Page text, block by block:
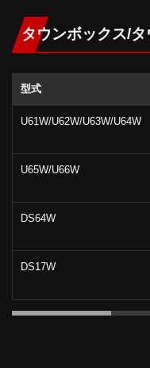
タウンボックス/
型式
U61W/U62W/U63W/U64W
U65W/U66W
DS64W
DS17W